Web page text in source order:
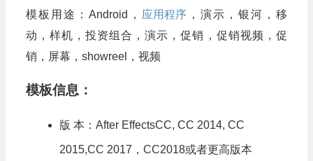
模板用途：Android， 应用程序，演示，银河，移
动，样机，投资组合，演示，促销，促销视频，促
销，屏幕，showreel，视频
模板信息：
版 本：After EffectsCC, CC 2014, CC
2015,CC 2017，CC2018或者更高版本